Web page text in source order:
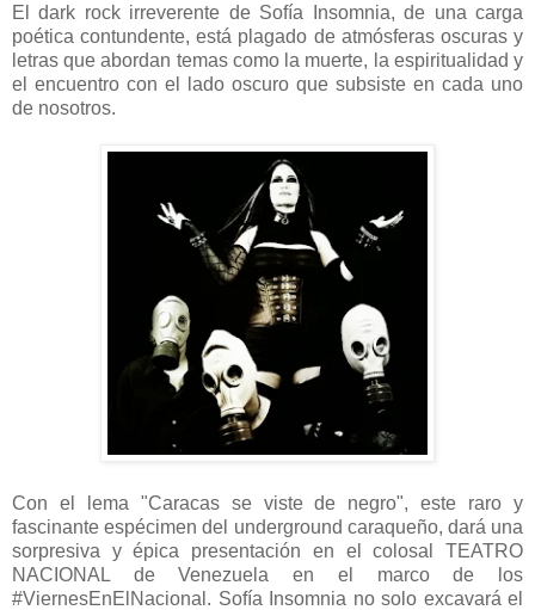
El dark rock irreverente de Sofía Insomnia, de una carga
poética contundente, está plagado de atmósferas oscuras y
letras que abordan temas como la muerte, la espiritualidad y
el encuentro con el lado oscuro que subsiste en cada uno
de nosotros.
Con el lema "Caracas se viste de negro", este raro y
fascinante espécimen del underground caraqueño, dará una
sorpresiva y épica presentación en el colosal TEATRO
NACIONAL de Venezuela en el marco de los
#ViernesEnElNacional. Sofía Insomnia no solo excavará el